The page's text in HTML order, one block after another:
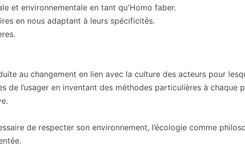
et environnementale en tant qu'Homo faber.
en nous adaptant à leurs spécificités.
au changement en lien avec la culture des acteurs pour
de l’usager en inventant des méthodes particulières à
de respecter son environnement, l’écologie comme